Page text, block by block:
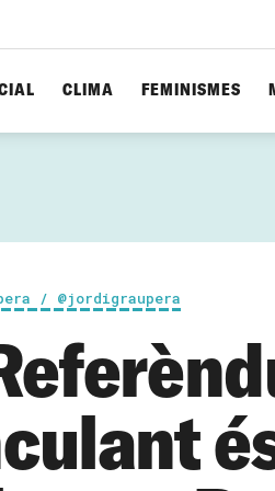
CLIMA FEMINISMES
/ @jordigraupera